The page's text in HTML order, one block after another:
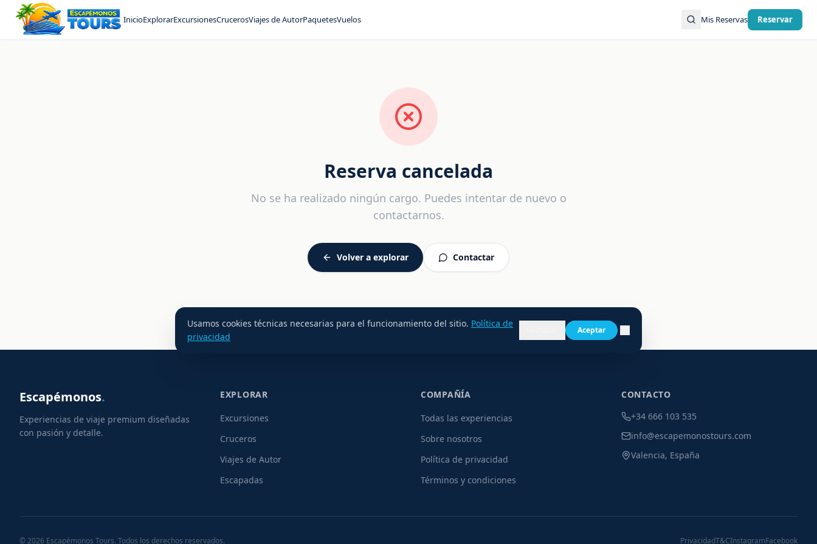
InicioExplorarExcursionesCrucerosViajes de AutorPaquetesVuelos Mis Reservas Reservar
Reserva cancelada
No se ha realizado ningún cargo. Puedes intentar de nuevo o
contactarnos.
Volver a explorar Contactar
Escapémonos.
Experiencias de viaje premium diseñadas
con pasión y detalle.
EXPLORAR
Excursiones
Cruceros
Viajes de Autor
Escapadas
COMPAÑÍA
Todas las experiencias
Sobre nosotros
Política de privacidad
Términos y condiciones
CONTACTO
+34 666 103 535
info@escapemonostours.com
Valencia, España
©2026 Escapémonos Tours. Todos los derechos reservados. PrivacidadT&CInstagramFacebook
Usamos cookies técnicas necesarias para el funcionamiento del sitio. Política de
privacidad
Aceptar